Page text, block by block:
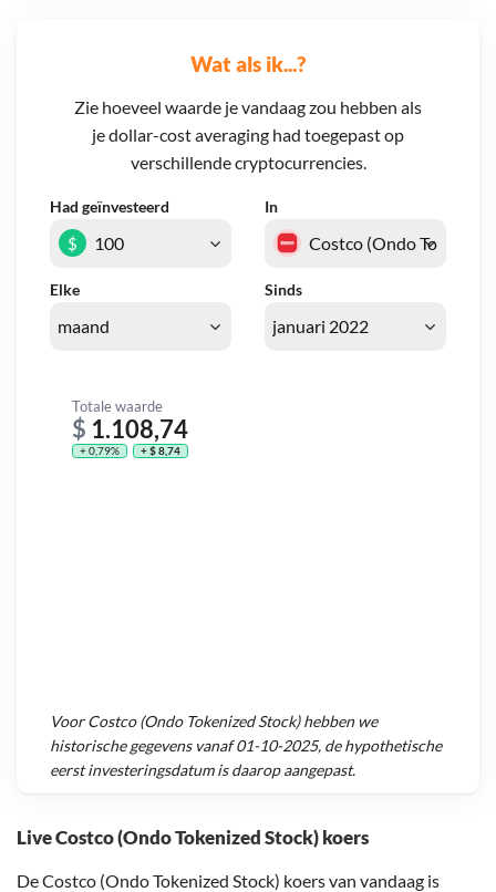
Live Costco (Ondo Tokenized Stock) koers
De Costco (Ondo Tokenized Stock) koers van vandaag is
Wat als ik...?
Zie hoeveel waarde je vandaag zou hebben als
je dollar-cost averaging had toegepast op
verschillende cryptocurrencies.
Had geïnvesteerd In
Elke Sinds
$
Totale waarde
$ 1.108,74
+ 0,79% + $ 8,74
VoorCostco (Ondo Tokenized Stock)hebben we
historische gegevens vanaf01-10-2025, de hypothetische
eerst investeringsdatum is daarop aangepast.